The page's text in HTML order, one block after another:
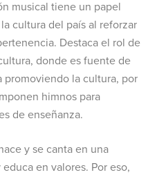
musical tiene un papel
cultura del país al reforzar
Destaca el rol de
donde es fuente de
la cultura, por
himnos para
de enseñanza.
y se canta en una
en valores. Por eso,